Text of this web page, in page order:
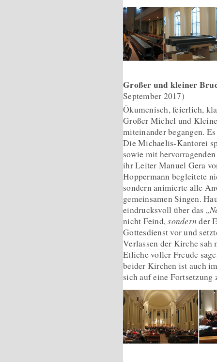
Großer und kleiner
September 2017)
Ökumenisch, feierlich,
Großer Michel und
miteinander begangen.
Die Michaelis-Kantorei
sowie mit
ihr Leiter Manuel Gera
Hoppermann begleitete
sondern animierte alle
gemeinsamen Singen.
eindrucksvoll über das „
nicht Feind,sondern der
Gottesdienst vor und
Verlassen der Kirche sah
Etliche voller Freude
beider Kirchen ist auch
sich auf eine Fortsetzung